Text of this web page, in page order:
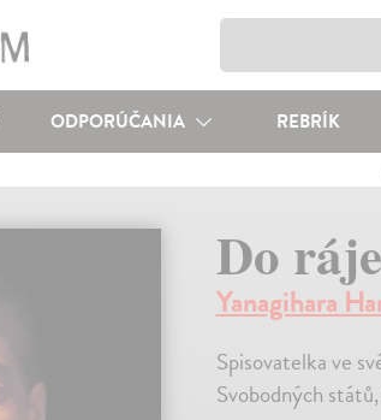
ODPORÚČANIA REBRÍK
Do ráje
Yanagihara
Spisovatelka ve
Svobodných